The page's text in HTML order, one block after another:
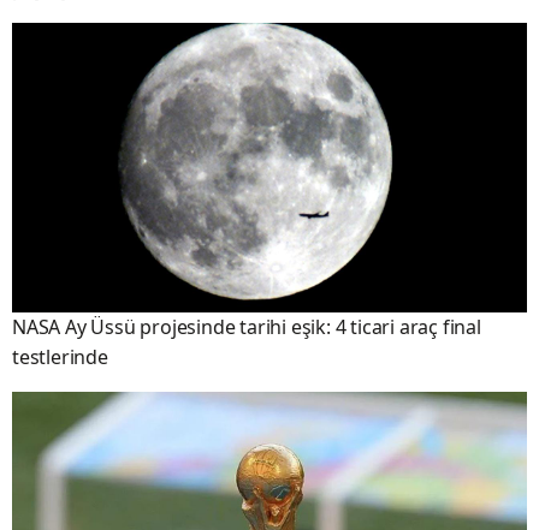
NASA Ay Üssü projesinde tarihi eşik: 4 ticari araç final
testlerinde